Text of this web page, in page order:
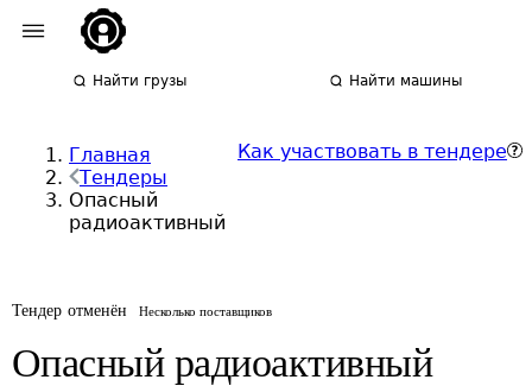
Найти грузы Найти машины
Главная
Тендеры
Опасный
радиоактивный
Как участвовать в тендере
Тендер отменён Несколько поставщиков
Опасный радиоактивный